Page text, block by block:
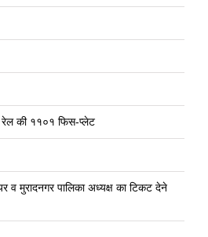
रेल की ११०१ फिस-प्लेट
व मुरादनगर पालिका अध्यक्ष का टिकट देने